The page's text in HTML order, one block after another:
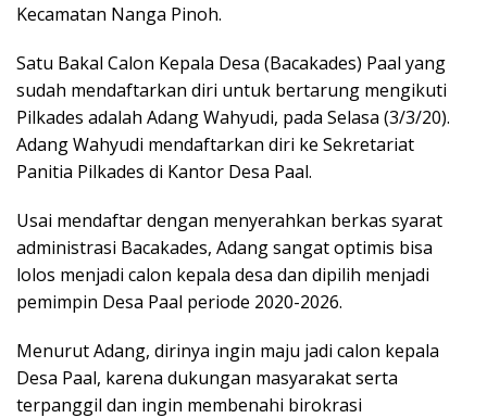
Kecamatan Nanga Pinoh.
Satu Bakal Calon Kepala Desa (Bacakades) Paal yang
sudah mendaftarkan diri untuk bertarung mengikuti
Pilkades adalah Adang Wahyudi, pada Selasa (3/3/20).
Adang Wahyudi mendaftarkan diri ke Sekretariat
Panitia Pilkades di Kantor Desa Paal.
Usai mendaftar dengan menyerahkan berkas syarat
administrasi Bacakades, Adang sangat optimis bisa
lolos menjadi calon kepala desa dan dipilih menjadi
pemimpin Desa Paal periode 2020-2026.
Menurut Adang, dirinya ingin maju jadi calon kepala
Desa Paal, karena dukungan masyarakat serta
terpanggil dan ingin membenahi birokrasi